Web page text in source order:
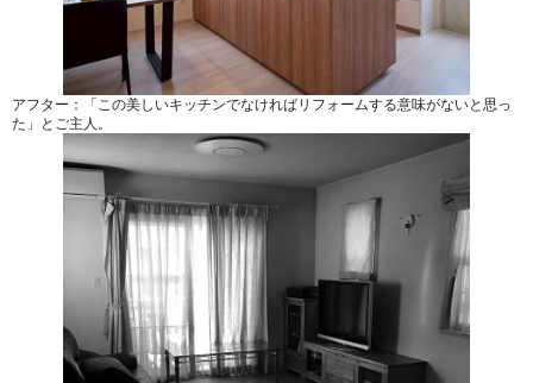
アフター：「この美しいキッチンでなければリフォームする意味がないと思っ
た」とご主人。